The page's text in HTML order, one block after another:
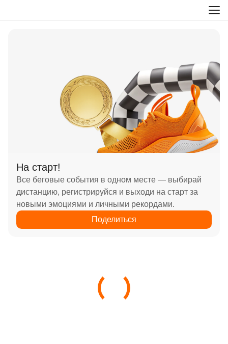
На старт!
Все беговые события в одном месте — выбирай
дистанцию, регистрируйся и выходи на старт за
новыми эмоциями и личными рекордами.
Поделиться